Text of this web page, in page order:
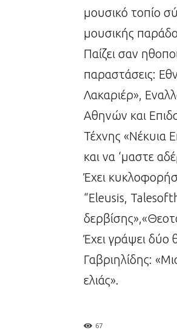
μουσικό τοπίο
μουσικής
Παίζει σαν
παραστάσεις:
Λακαριέρ»,
Αθηνών και
Τέχνης «Νέκυια
και να ‘μαστε
Έχει
“Eleusis,
Έχει γράψει δύο
Γαβριηλίδης:
ελιάς».
67